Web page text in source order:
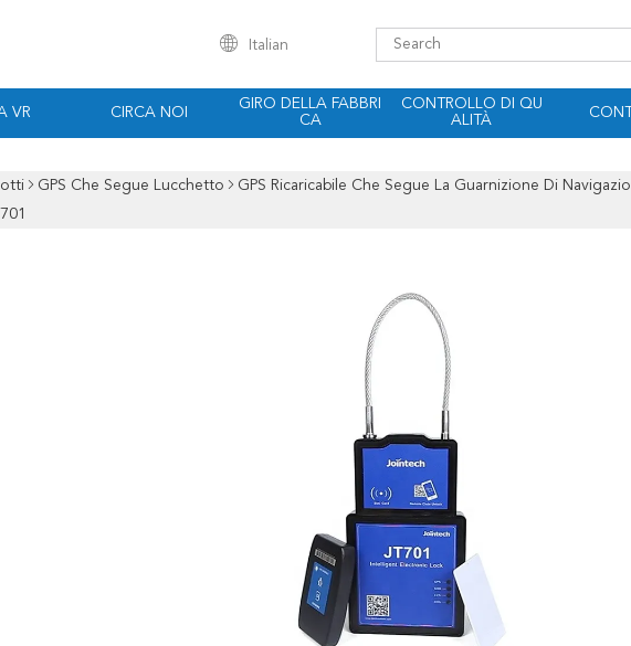
Italian
VR CIRCA NOI
GIRO DELLA FABBRI
CA
CONTROLLO DI QU
ALITÀ
GPS Che Segue Lucchetto
GPS Ricaricabile Che Segue La Guarnizione Di